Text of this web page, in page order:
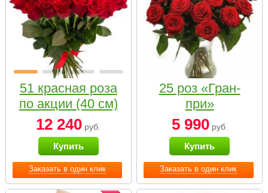
Заказать в один клик
51 красная роза
по акции (40 см)
12 240 руб.
Купить
Заказать в один клик
25 роз «Гран-
при»
5 990руб.
Купить